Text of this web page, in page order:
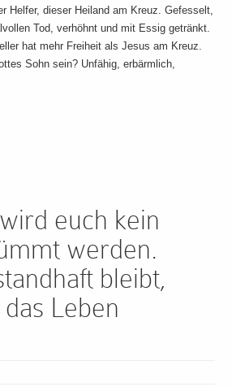
Helfer, dieser Heiland am Kreuz. Gefesselt,
Tod, verhöhnt und mit Essig getränkt.
hat mehr Freiheit als Jesus am Kreuz.
Sohn sein? Unfähig, erbärmlich,
euch kein
werden.
bleibt,
Leben